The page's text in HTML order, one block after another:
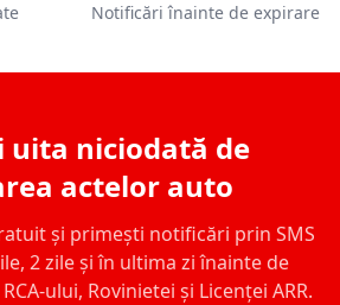
Notificări înainte de expirare
uita niciodată de
actelor auto
și primești notificări prin SMS
2 zile și în ultima zi înainte de
ului, Rovinietei și Licenței ARR.